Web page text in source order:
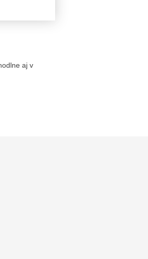
aj v